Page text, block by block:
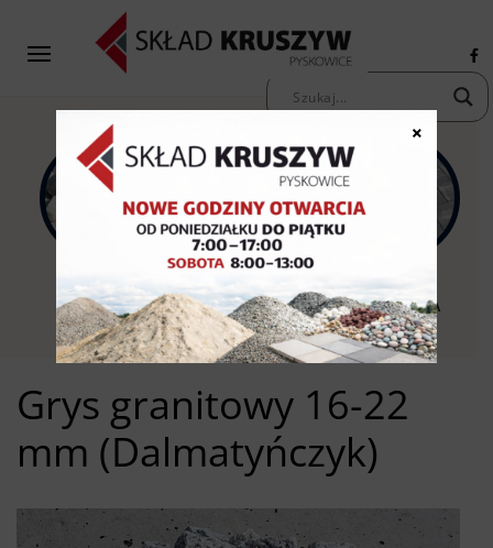
KAMIENIE
OZDOBNE
PIASKI ŻWIRY
KOSTKA
BRUKOWA
Grys granitowy 16-22
mm (Dalmatyńczyk)
×